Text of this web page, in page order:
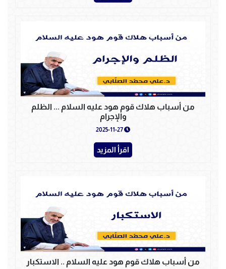
من أسباب هلاك قوم هود عليه السلام ... الظلم
والإجرام
اقرأ المزيد
من أسباب هلاك قوم هود عليه السلام .. الاستكبار